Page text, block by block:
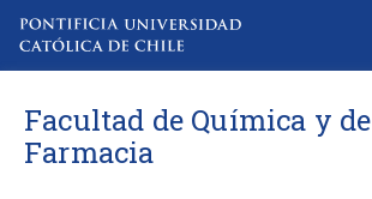
Facultad de Química y de
Farmacia